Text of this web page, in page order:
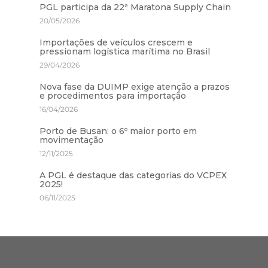
PGL participa da 22ª Maratona Supply Chain
20/05/2026
Importações de veículos crescem e
pressionam logística marítima no Brasil
29/04/2026
Nova fase da DUIMP exige atenção a prazos
e procedimentos para importação
16/04/2026
Porto de Busan: o 6º maior porto em
movimentação
12/11/2025
A PGL é destaque das categorias do VCPEX
2025!
06/11/2025